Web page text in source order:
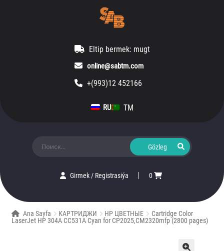
Eltip bermek: mugt
online@sabtm.com
+(993)12 452166
RU TM
Girmek/ Registrasiýa 0
Ana Sayfa КАРТРИДЖИ HP ЦВЕТНЫЕ
Cartridge Color
LaserJet HP 304A CC531A Cyan for CP2025,CM2320mfp (2800 pages)